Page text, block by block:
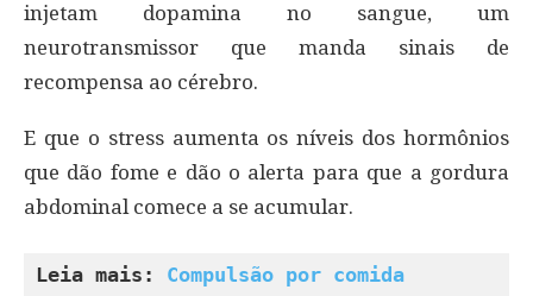
injetam dopamina no sangue, um
neurotransmissor que manda sinais de
recompensa ao cérebro.
E que o stress aumenta os níveis dos hormônios
que dão fome e dão o alerta para que a gordura
abdominal comece a se acumular.
Leia mais: Compulsão por comida